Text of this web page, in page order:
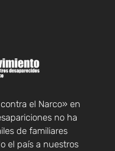
el Narco» en
no ha
de familiares
el país a nuestros